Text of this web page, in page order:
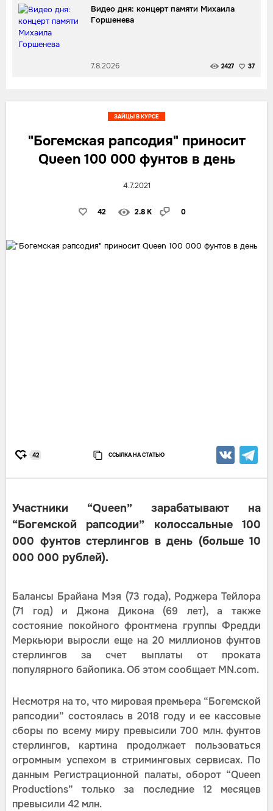
Видео дня: концерт памяти Михаила
Горшенева
7.8.2026 2427 37
"Богемская рапсодия" приносит
Queen 100 000 фунтов в день
4.7.2021
42 2.8 K 0
ЗАЙЦЫ В КУРСЕ
42 ССЫЛКА НА СТАТЬЮ
Участники “Queen” зарабатывают на
“Богемской рапсодии” колоссальные 100
000 фунтов стерлингов в день (больше 10
000 000 рублей).
Балансы Брайана Мэя (73 года), Роджера Тейлора
(71 год) и Джона Дикона (69 лет), а также
состояние покойного фронтмена группы Фредди
Меркьюри выросли еще на 20 миллионов фунтов
стерлингов за счет выплаты от проката
популярного байопика. Об этом сообщает MN.com.
Несмотря на то, что мировая премьера “Богемской
рапсодии” состоялась в 2018 году и ее кассовые
сборы по всему миру превысили 700 млн. фунтов
стерлингов, картина продолжает пользоваться
огромным успехом в стриминговых сервисах. По
данным Регистрационной палаты, оборот “Queen
Productions” только за последние 12 месяцев
превысили 42 млн.